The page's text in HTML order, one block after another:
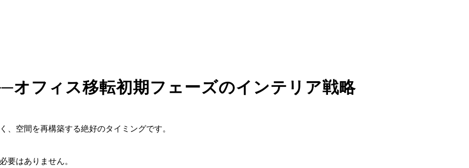
オフィス移転初期フェーズのインテリア戦略
、空間を再構築する絶好のタイミングです。
要はありません。